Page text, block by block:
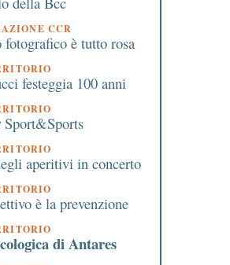
ospita il grande jazz
CCR
è tutto rosa
festeggia 100 anni
aperitivi in concerto
è la prevenzione
di Antares